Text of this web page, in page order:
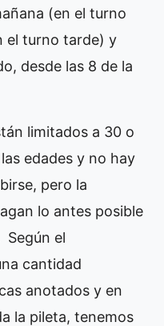
(en el turno
el turno tarde) y
desde las 8 de la
limitados a 30 o
edades y no hay
pero la
lo antes posible
Según el
cantidad
anotados y en
la pileta, tenemos